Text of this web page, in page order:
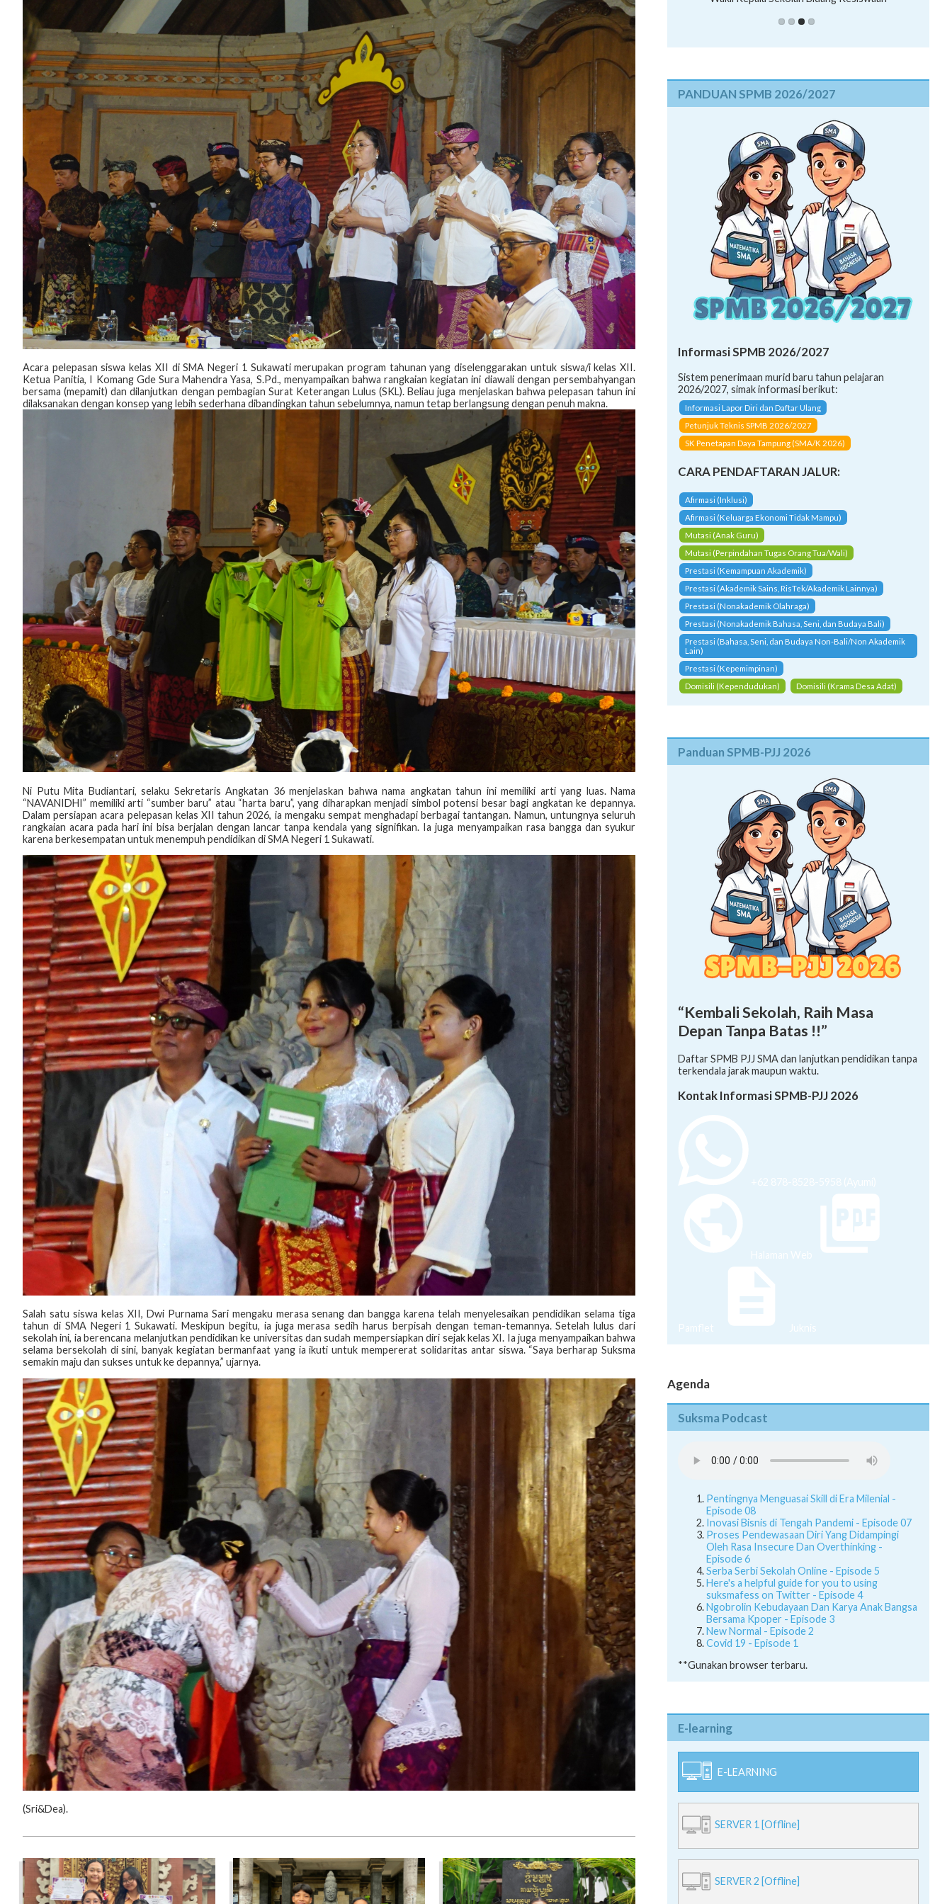
Acara pelepasan siswa kelas XII di SMA Negeri 1 Sukawati merupakan program tahunan yang diselenggarakan untuk siswa/i kelas XII.
Ketua Panitia, I Komang Gde Sura Mahendra Yasa, S.Pd., menyampaikan bahwa rangkaian kegiatan ini diawali dengan persembahyangan
bersama (mepamit) dan dilanjutkan dengan pembagian Surat Keterangan Lulus (SKL). Beliau juga menjelaskan bahwa pelepasan tahun ini
dilaksanakan dengan konsep yang lebih sederhana dibandingkan tahun sebelumnya, namun tetap berlangsung dengan penuh makna.
‎Ni Putu Mita Budiantari, selaku Sekretaris Angkatan 36 menjelaskan bahwa nama angkatan tahun ini memiliki arti yang luas. Nama
“NAVANIDHI” memiliki arti “sumber baru” atau “harta baru”, yang diharapkan menjadi simbol potensi besar bagi angkatan ke depannya.
Dalam persiapan acara pelepasan kelas XII tahun 2026, ia mengaku sempat menghadapi berbagai tantangan. Namun, untungnya seluruh
rangkaian acara pada hari ini bisa berjalan dengan lancar tanpa kendala yang signifikan. Ia juga menyampaikan rasa bangga dan syukur
karena berkesempatan untuk menempuh pendidikan di SMA Negeri 1 Sukawati.
‎Salah satu siswa kelas XII, Dwi Purnama Sari mengaku merasa senang dan bangga karena telah menyelesaikan pendidikan selama tiga
tahun di SMA Negeri 1 Sukawati. Meskipun begitu, ia juga merasa sedih harus berpisah dengan teman-temannya. Setelah lulus dari
sekolah ini, ia berencana melanjutkan pendidikan ke universitas dan sudah mempersiapkan diri sejak kelas XI. Ia juga menyampaikan bahwa
selama bersekolah di sini, banyak kegiatan bermanfaat yang ia ikuti untuk mempererat solidaritas antar siswa. “Saya berharap Suksma
semakin maju dan sukses untuk ke depannya,” ujarnya.
‎(‎Sri&Dea).
PANDUAN SPMB 2026/2027
Informasi SPMB 2026/2027
Sistem penerimaan murid baru tahun pelajaran
2026/2027, simak informasi berikut:
Informasi Lapor Diri dan Daftar Ulang
Petunjuk Teknis SPMB 2026/2027
SK Penetapan Daya Tampung (SMA/K 2026)
CARA PENDAFTARAN JALUR:
Afirmasi (Inklusi)
Afirmasi (Keluarga Ekonomi Tidak Mampu)
Mutasi (Anak Guru)
Mutasi (Perpindahan Tugas Orang Tua/Wali)
Prestasi (Kemampuan Akademik)
Prestasi (Akademik Sains, RisTek/Akademik Lainnya)
Prestasi (Nonakademik Olahraga)
Prestasi (Nonakademik Bahasa, Seni, dan Budaya Bali)
Prestasi (Bahasa, Seni, dan Budaya Non-Bali/Non Akademik
Lain)
Prestasi (Kepemimpinan)
Domisili (Kependudukan)
Domisili (Krama Desa Adat)
Panduan SPMB-PJJ 2026
“Kembali Sekolah, Raih Masa
Depan Tanpa Batas !!”
Daftar SPMB PJJ SMA dan lanjutkan pendidikan tanpa
terkendala jarak maupun waktu.
Kontak Informasi SPMB-PJJ 2026
+62 878-8528-5958 (Ayumi)
Halaman Web
Pamflet Juknis
Agenda
Suksma Podcast
Pentingnya Menguasai Skill di Era Milenial -
Episode 08
Inovasi Bisnis di Tengah Pandemi - Episode 07
Proses Pendewasaan Diri Yang Didampingi
Oleh Rasa Insecure Dan Overthinking -
Episode 6
Serba Serbi Sekolah Online - Episode 5
Here's a helpful guide for you to using
suksmafess on Twitter - Episode 4
Ngobrolin Kebudayaan Dan Karya Anak Bangsa
Bersama Kpoper - Episode 3
New Normal - Episode 2
Covid 19 - Episode 1
**Gunakan browser terbaru.
E-learning
E-LEARNING
SERVER 1 [Offline]
SERVER 2 [Offline]